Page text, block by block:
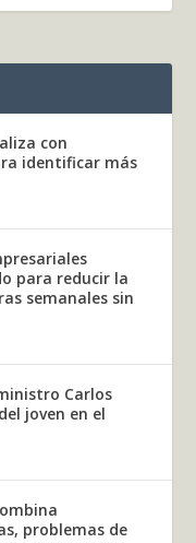
con
identificar más
para reducir la
semanales sin
Carlos
joven en el
problemas de